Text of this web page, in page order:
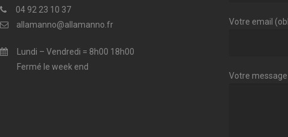
04 92 23 10 37
allamanno@allamanno.fr
Lundi – Vendredi = 8h00 18h00
Fermé le week end
Votre email
Votre message